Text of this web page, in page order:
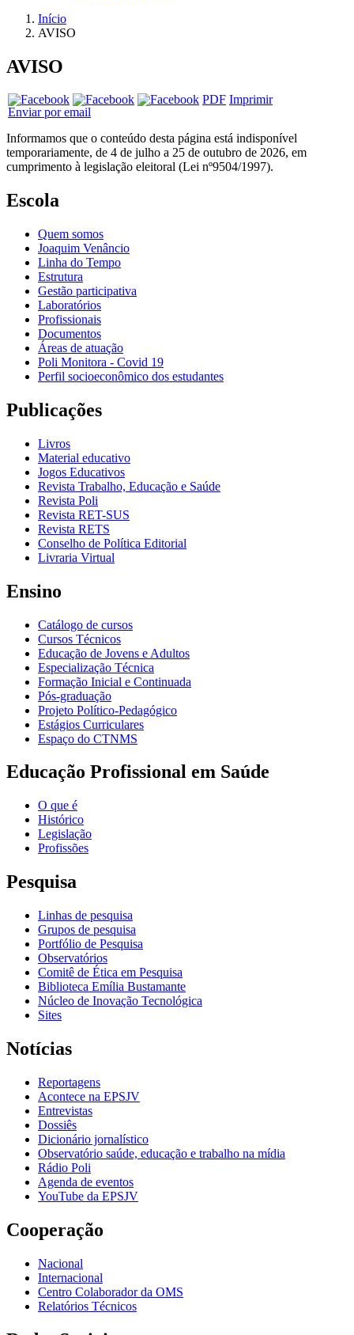
Início
AVISO
AVISO
PDF Imprimir
Enviar por email
Informamos que o conteúdo desta página está indisponível
temporariamente, de 4 de julho a 25 de outubro de 2026, em
cumprimento à legislação eleitoral (Lei nº9504/1997).
Escola
Quem somos
Joaquim Venâncio
Linha do Tempo
Estrutura
Gestão participativa
Laboratórios
Profissionais
Documentos
Áreas de atuação
Poli Monitora - Covid 19
Perfil socioeconômico dos estudantes
Publicações
Livros
Material educativo
Jogos Educativos
Revista Trabalho, Educação e Saúde
Revista Poli
Revista RET-SUS
Revista RETS
Conselho de Política Editorial
Livraria Virtual
Ensino
Catálogo de cursos
Cursos Técnicos
Educação de Jovens e Adultos
Especialização Técnica
Formação Inicial e Continuada
Pós-graduação
Projeto Político-Pedagógico
Estágios Curriculares
Espaço do CTNMS
Educação Profissional em Saúde
O que é
Histórico
Legislação
Profissões
Pesquisa
Linhas de pesquisa
Grupos de pesquisa
Portfólio de Pesquisa
Observatórios
Comitê de Ética em Pesquisa
Biblioteca Emília Bustamante
Núcleo de Inovação Tecnológica
Sites
Notícias
Reportagens
Acontece na EPSJV
Entrevistas
Dossiês
Dicionário jornalístico
Observatório saúde, educação e trabalho na mídia
Rádio Poli
Agenda de eventos
YouTube da EPSJV
Cooperação
Nacional
Internacional
Centro Colaborador da OMS
Relatórios Técnicos